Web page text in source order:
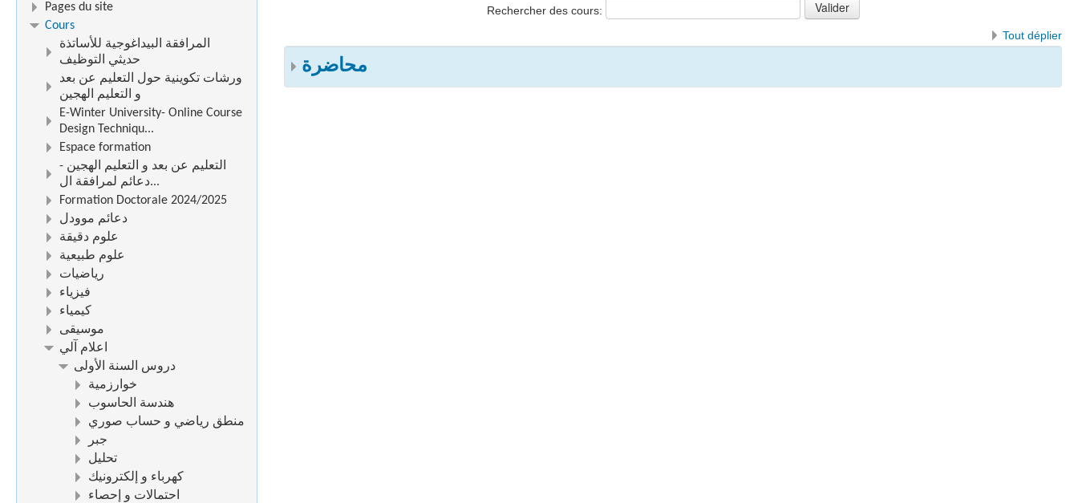
Rechercher des cours:
Tout déplier
محاضرة
Pages du site
Cours
المرافقة البيداغوجية للأساتذة
حديثي التوظيف
ورشات تكوينية حول التعليم عن بعد
و التعليم الهجين
E-Winter University- Online Course
Design Techniqu...
Espace formation
التعليم عن بعد و التعليم الهجين -
دعائم لمرافقة ال...
Formation Doctorale 2024/2025
دعائم موودل
علوم دقيقة
علوم طبيعية
رياضيات
فيزياء
كيمياء
موسيقى
اعلام آلي
دروس السنة الأولى
خوارزمية
هندسة الحاسوب
منطق رياضي و حساب صوري
جبر
تحليل
كهرباء و إلكترونيك
احتمالات و إحصاء